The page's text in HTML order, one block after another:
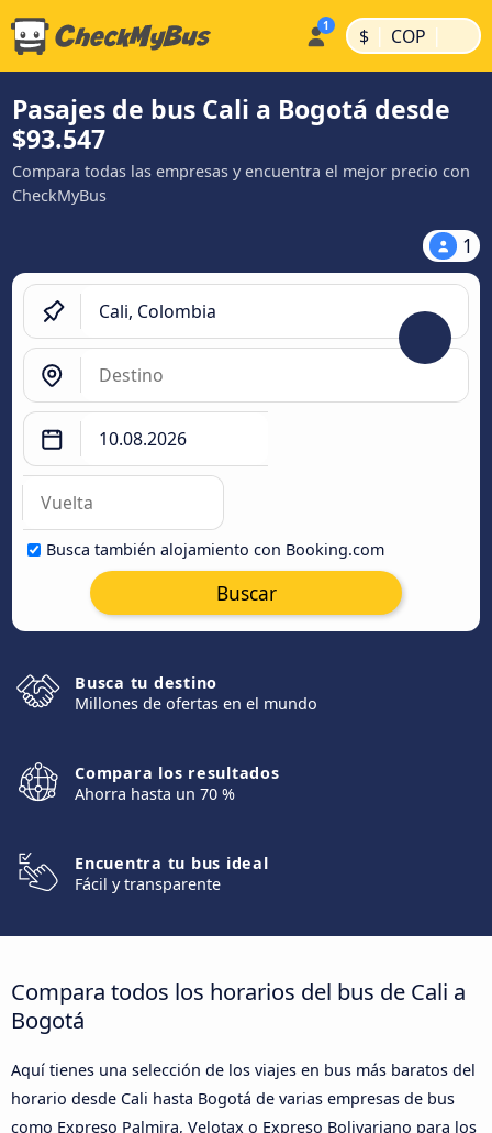
$ | COP |
Pasajes de bus Cali a Bogotá desde
$93.547
Compara todas las empresas y encuentra el mejor precio con
CheckMyBus
1
Busca también alojamiento con Booking.com
Buscar
Busca tu destino
Millones de ofertas en el mundo
Compara los resultados
Ahorra hasta un 70 %
Encuentra tu bus ideal
Fácil y transparente
Compara todos los horarios del bus de Cali a
Bogotá
Aquí tienes una selección de los viajes en bus más baratos del
horario desde Cali hasta Bogotá de varias empresas de bus
como Expreso Palmira, Velotax o Expreso Bolivariano para los